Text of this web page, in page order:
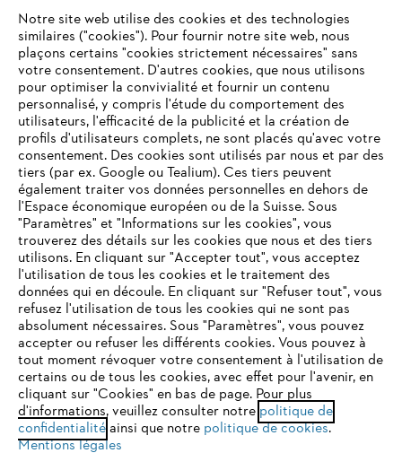
L'Entreprise
Questions fréquentes
Service
Politique de protection des données
Mentions légales Cookies
Informations juridiques
STIHL VERTRIEBS AG, 8617 Mönchaltorf
VOTRE NAVIGATEUR INTERNET
N'EST PLUS PRIS EN CHARGE
Vous utilisez un navigateur Internet que nous ne prenons plus
en charge, et certaines fonctionnalités de notre site ne
peuvent fonctionner correctement. Pour une utilisation
optimale de notre site, nous vous recommandons de passer à
l'un des navigateurs suivants :
Notre site web utilise des cookies et des technologies
similaires ("cookies"). Pour fournir notre site web, nous
plaçons certains "cookies strictement nécessaires" sans
votre consentement. D'autres cookies, que nous utilisons
pour optimiser la convivialité et fournir un contenu
personnalisé, y compris l'étude du comportement des
utilisateurs, l'efficacité de la publicité et la création de
profils d'utilisateurs complets, ne sont placés qu'avec votre
consentement. Des cookies sont utilisés par nous et par des
tiers (par ex. Google ou Tealium). Ces tiers peuvent
également traiter vos données personnelles en dehors de
l'Espace économique européen ou de la Suisse. Sous
"Paramètres" et "Informations sur les cookies", vous
trouverez des détails sur les cookies que nous et des tiers
utilisons. En cliquant sur "Accepter tout", vous acceptez
l'utilisation de tous les cookies et le traitement des
données qui en découle. En cliquant sur "Refuser tout", vous
refusez l'utilisation de tous les cookies qui ne sont pas
absolument nécessaires. Sous "Paramètres", vous pouvez
accepter ou refuser les différents cookies. Vous pouvez à
tout moment révoquer votre consentement à l'utilisation de
certains ou de tous les cookies, avec effet pour l'avenir, en
cliquant sur "Cookies" en bas de page. Pour plus
d'informations, veuillez consulter notre politique de
confidentialitéainsi que notre politique de cookies.
Mentions légales